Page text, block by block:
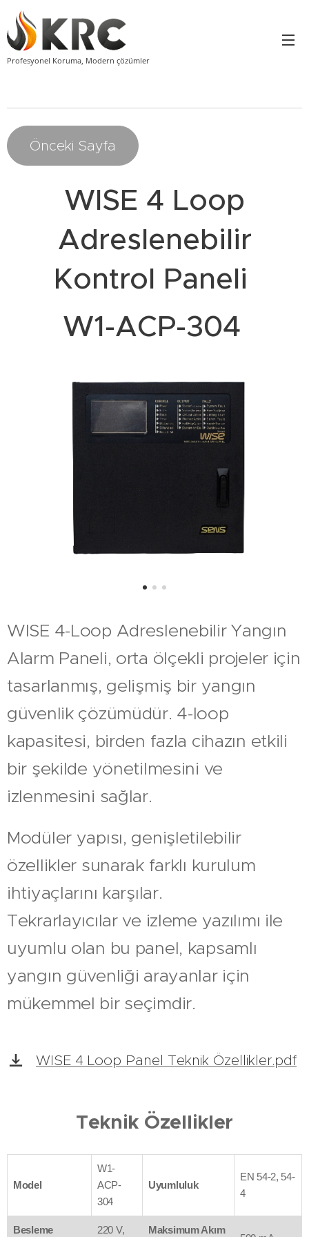
Profesyonel Koruma, Modern çözümler
Önceki Sayfa
WISE 4 Loop
Adreslenebilir
Kontrol Paneli
W1-ACP-304
WISE 4-Loop Adreslenebilir Yangın
Alarm Paneli, orta ölçekli projeler için
tasarlanmış, gelişmiş bir yangın
güvenlik çözümüdür. 4-loop
kapasitesi, birden fazla cihazın etkili
bir şekilde yönetilmesini ve
izlenmesini sağlar.
Modüler yapısı, genişletilebilir
özellikler sunarak farklı kurulum
ihtiyaçlarını karşılar.
Tekrarlayıcılar ve izleme yazılımı ile
uyumlu olan bu panel, kapsamlı
yangın güvenliği arayanlar için
mükemmel bir seçimdir.
WISE 4 Loop Panel Teknik Özellikler.pdf
Teknik Özellikler
Model
W1-
ACP-
304
Uyumluluk
EN 54-2, 54-
4
Besleme 220 V, Maksimum Akım